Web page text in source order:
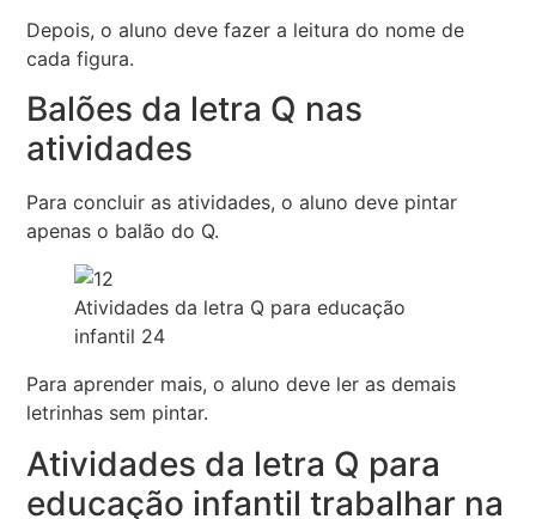
Depois, o aluno deve fazer a leitura do nome de
cada figura.
Balões da letra Q nas
atividades
Para concluir as atividades, o aluno deve pintar
apenas o balão do Q.
Atividades da letra Q para educação
infantil 24
Para aprender mais, o aluno deve ler as demais
letrinhas sem pintar.
Atividades da letra Q para
educação infantil trabalhar na